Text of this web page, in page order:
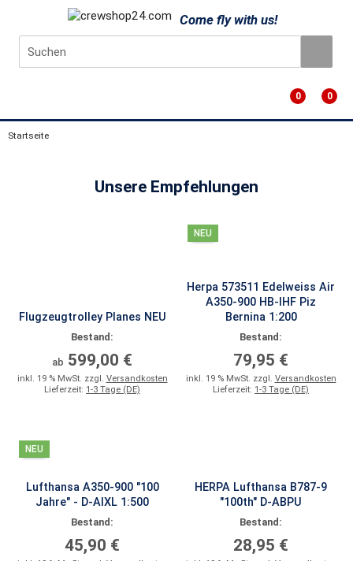
Come fly with us!
0
0
Startseite
Unsere Empfehlungen
Flugzeugtrolley Planes NEU
Bestand:
ab 599,00 €
inkl. 19 % MwSt. zzgl. Versandkosten
Lieferzeit: 1-3 Tage (DE)
NEU
Herpa 573511 Edelweiss Air
A350-900 HB-IHF Piz
Bernina 1:200
Bestand:
79,95 €
inkl. 19 % MwSt. zzgl. Versandkosten
Lieferzeit: 1-3 Tage (DE)
NEU
Lufthansa A350-900 "100
Jahre" - D-AIXL 1:500
Bestand:
45,90 €
HERPA Lufthansa B787-9
"100th" D-ABPU
Bestand:
28,95 €